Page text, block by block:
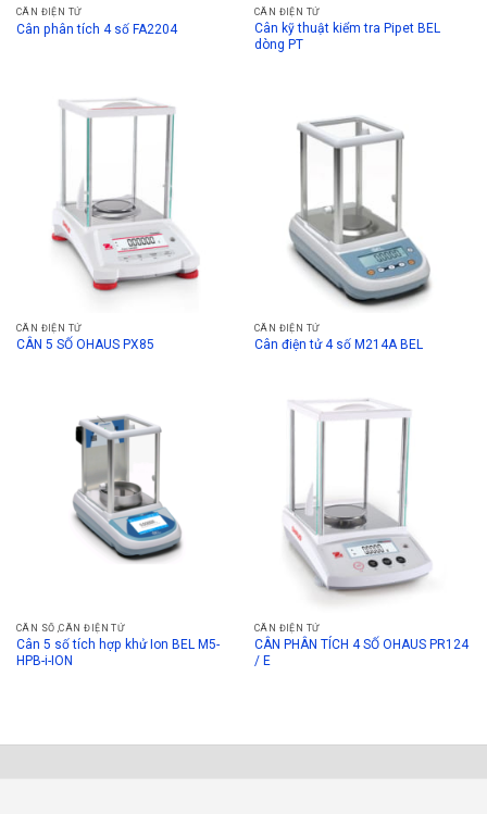
CÂN ĐIỆN TỬ
Cân phân tích 4 số FA2204
CÂN ĐIỆN TỬ
Cân kỹ thuật kiểm tra Pipet BEL
dòng PT
CÂN ĐIỆN TỬ
CÂN 5 SỐ OHAUS PX85
CÂN ĐIỆN TỬ
Cân điện tử 4 số M214A BEL
CÂN SỐ ,CÂN ĐIỆN TỬ
Cân 5 số tích hợp khử Ion BEL M5-
HPB-i-ION
CÂN ĐIỆN TỬ
CÂN PHÂN TÍCH 4 SỐ OHAUS PR124
/ E